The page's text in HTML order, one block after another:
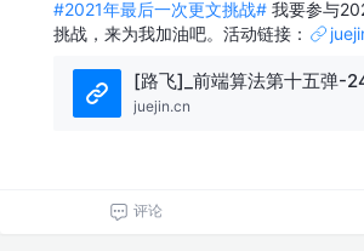
#2021年最后一次更文挑战# 我要参与
挑战，来为我加油吧。活动链接：
juejin.cn
评论